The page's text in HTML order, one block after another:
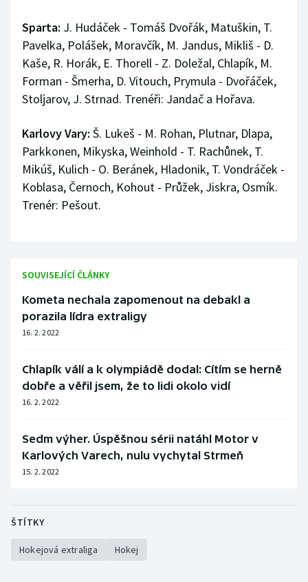
Sparta: J. Hudáček - Tomáš Dvořák, Matuškin, T.
Pavelka, Polášek, Moravčík, M. Jandus, Mikliš - D.
Kaše, R. Horák, E. Thorell - Z. Doležal, Chlapík, M.
Forman - Šmerha, D. Vitouch, Prymula - Dvořáček,
Stoljarov, J. Strnad. Trenéři: Jandač a Hořava.
Karlovy Vary: Š. Lukeš - M. Rohan, Plutnar, Dlapa,
Parkkonen, Mikyska, Weinhold - T. Rachůnek, T.
Mikúš, Kulich - O. Beránek, Hladonik, T. Vondráček -
Koblasa, Černoch, Kohout - Průžek, Jiskra, Osmík.
Trenér: Pešout.
SOUVISEJÍCÍ ČLÁNKY
Kometa nechala zapomenout na debakl a
porazila lídra extraligy
16. 2. 2022
Chlapík válí a k olympiádě dodal: Cítím se herně
dobře a věřil jsem, že to lidi okolo vidí
16. 2. 2022
Sedm výher. Úspěšnou sérii natáhl Motor v
Karlových Varech, nulu vychytal Strmeň
15. 2. 2022
ŠTÍTKY
Hokejová extraliga Hokej